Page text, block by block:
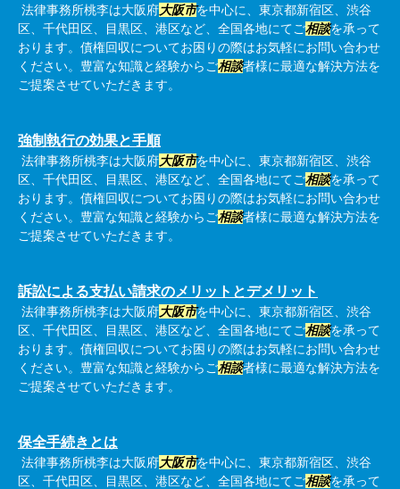
法律事務所桃李は大阪府大阪市を中心に、東京都新宿区、渋谷
区、千代田区、目黒区、港区など、全国各地にてご相談を承って
おります。債権回収についてお困りの際はお気軽にお問い合わせ
ください。豊富な知識と経験からご相談者様に最適な解決方法を
ご提案させていただきます。
強制執行の効果と手順
法律事務所桃李は大阪府大阪市を中心に、東京都新宿区、渋谷
区、千代田区、目黒区、港区など、全国各地にてご相談を承って
おります。債権回収についてお困りの際はお気軽にお問い合わせ
ください。豊富な知識と経験からご相談者様に最適な解決方法を
ご提案させていただきます。
訴訟による支払い請求のメリットとデメリット
法律事務所桃李は大阪府大阪市を中心に、東京都新宿区、渋谷
区、千代田区、目黒区、港区など、全国各地にてご相談を承って
おります。債権回収についてお困りの際はお気軽にお問い合わせ
ください。豊富な知識と経験からご相談者様に最適な解決方法を
ご提案させていただきます。
保全手続きとは
法律事務所桃李は大阪府大阪市を中心に、東京都新宿区、渋谷
区、千代田区、目黒区、港区など、全国各地にてご相談を承って